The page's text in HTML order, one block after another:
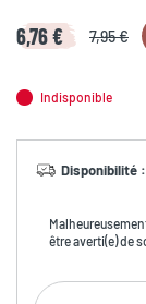
6,76 € 7,95 €
Indisponible
Disponibilité :
être averti(e) de